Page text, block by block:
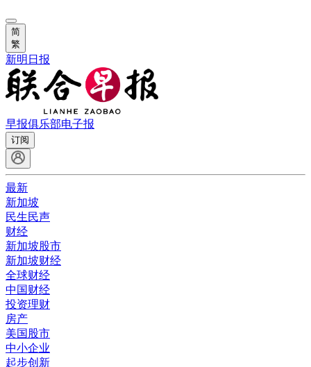
简
繁
新明日报
早报俱乐部电子报
订阅
最新
新加坡
民生民声
财经
新加坡股市
新加坡财经
全球财经
中国财经
投资理财
房产
美国股市
中小企业
起步创新